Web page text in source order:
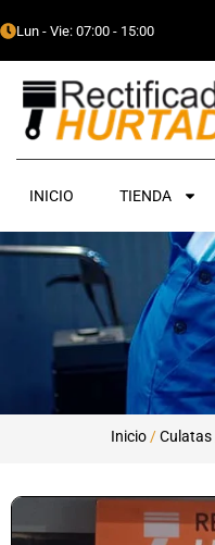
Lun - Vie: 07:00 - 15:00
INICIO TIENDA
Inicio /Culatas